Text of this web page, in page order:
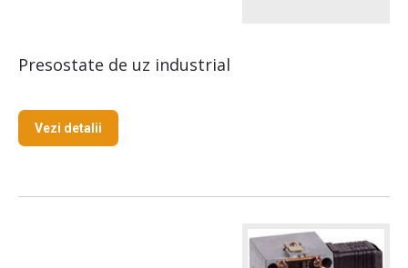
Presostate de uz industrial
Vezi detalii